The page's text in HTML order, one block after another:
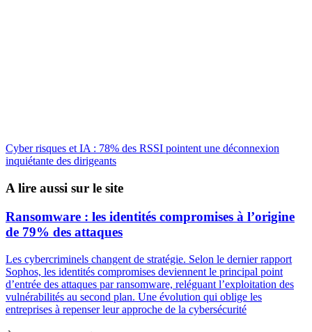
Cyber risques et IA : 78% des RSSI pointent une déconnexion
inquiétante des dirigeants
A lire aussi sur le site
Ransomware : les identités compromises à l’origine
de 79% des attaques
Les cybercriminels changent de stratégie. Selon le dernier rapport
Sophos, les identités compromises deviennent le principal point
d’entrée des attaques par ransomware, reléguant l’exploitation des
vulnérabilités au second plan. Une évolution qui oblige les
entreprises à repenser leur approche de la cybersécurité